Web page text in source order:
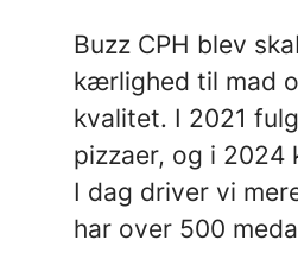
Buzz CPH blev
kærlighed til mad
kvalitet. I 2021
pizzaer, og i 2024
I dag driver vi
har over 500